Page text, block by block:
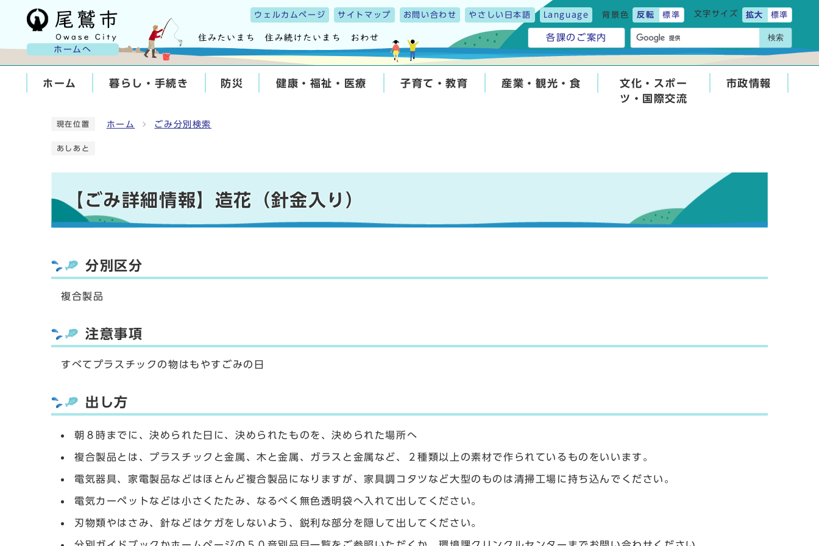
ホームへ
ウェルカムページ サイトマップ お問い合わせ やさしい日本語 Language 背景色 反転 標準 文字サイズ 拡大 標準
各課のご案内 検索
ホーム 暮らし・手続き 防災 健康・福祉・医療 子育て・教育 産業・観光・食
文化・スポー
ツ・国際交流
市政情報
現在位置 ホーム ごみ分別検索
あしあと
【ごみ詳細情報】造花（針金入り）
分別区分
複合製品
注意事項
すべてプラスチックの物はもやすごみの日
出し方
朝８時までに、決められた日に、決められたものを、決められた場所へ
複合製品とは、プラスチックと金属、木と金属、ガラスと金属など、２種類以上の素材で作られているものをいいます。
電気器具、家電製品などはほとんど複合製品になりますが、家具調コタツなど大型のものは清掃工場に持ち込んでください。
電気カーペットなどは小さくたたみ、なるべく無色透明袋へ入れて出してください。
刃物類やはさみ、針などはケガをしないよう、鋭利な部分を隠して出してください。